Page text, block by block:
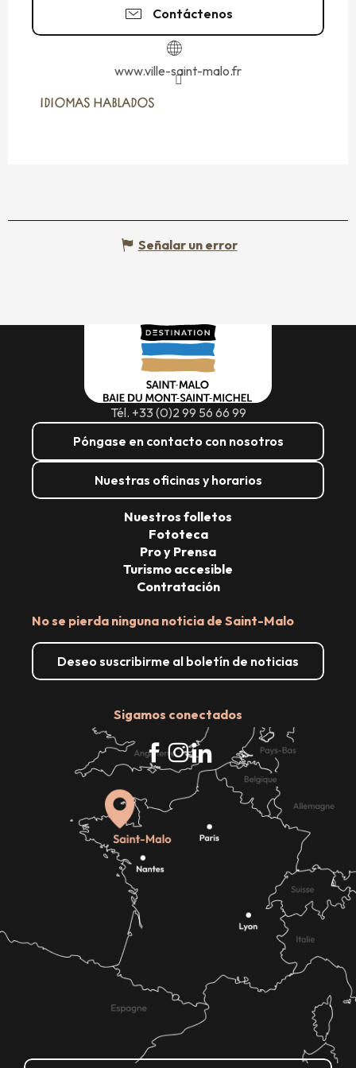
Contáctenos
www.ville-saint-malo.fr
IDIOMAS HABLADOS
IDIOMAS HABLADOS
Señalar un error
Tél. +33 (0)2 99 56 66 99
Póngase en contacto con nosotros
Nuestras oficinas y horarios
No se pierda ninguna noticia de Saint-Malo
Deseo suscribirme al boletín de noticias
Sigamos conectados
Nuestros folletos
Fototeca
Pro y Prensa
Turismo accesible
Contratación